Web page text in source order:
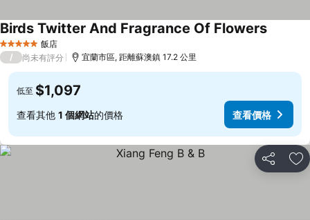
5 星級 飯店
Birds Twitter And Fragrance Of Flowers查看價格
/ 尚未有評分 宜蘭市區, 距離蘇澳鎮 17.2 公里
低至 $1,097
查看其他 1 個網站的價格 查看價格
分享 加